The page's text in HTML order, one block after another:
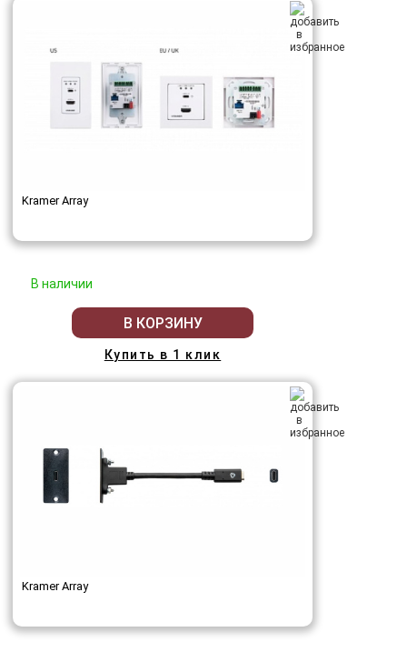
Kramer Array
В наличии
В КОРЗИНУ
Купить в 1 клик
Kramer Array